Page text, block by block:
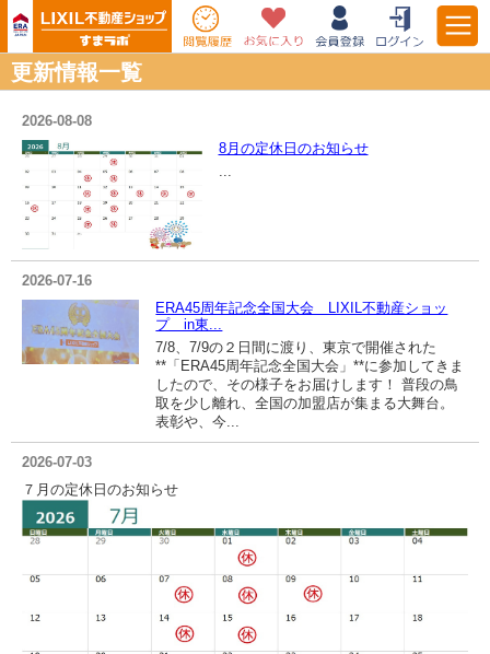
更新情報一覧
2026-08-08
8月の定休日のお知らせ
2026-07-16
ERA45周年記念全国大会 LIXIL不動産ショッ
プ in東...
7/8、7/9の２日間に渡り、東京で開催された
**「ERA45周年記念全国大会」**に参加してきま
したので、その様子をお届けします！ 普段の鳥
取を少し離れ、全国の加盟店が集まる大舞台。
表彰や、今...
2026-07-03
７月の定休日のお知らせ